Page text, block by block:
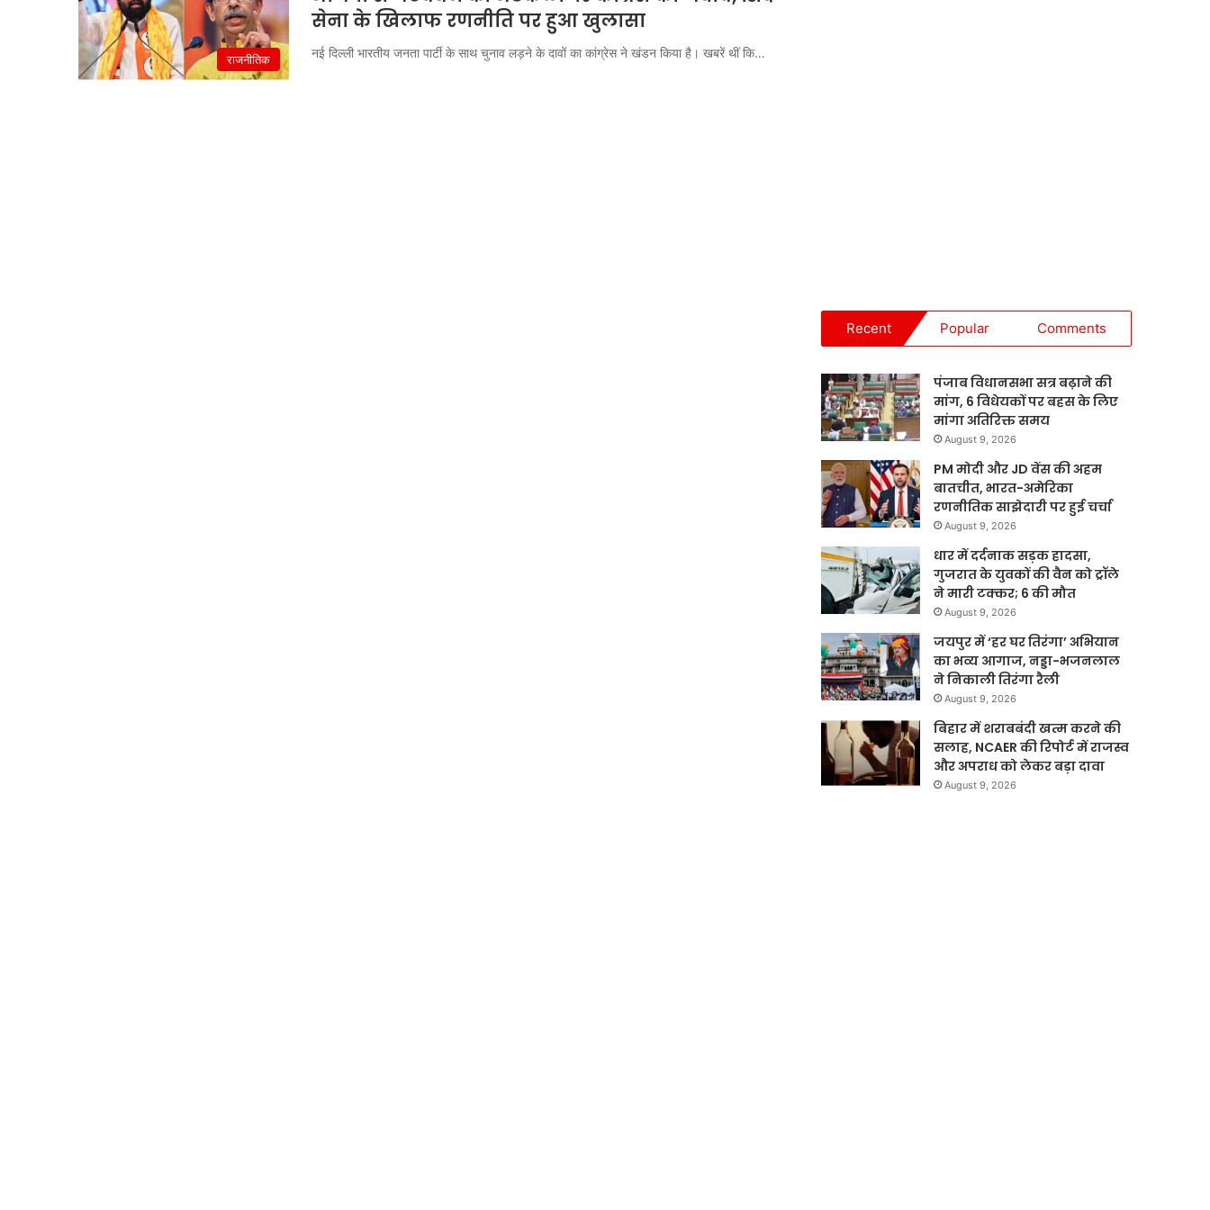
राजनीतिक
सेना के खिलाफ रणनीति पर हुआ खुलासा
नई दिल्ली भारतीय जनता पार्टी के साथ चुनाव लड़ने के दावों का कांग्रेस ने खंडन किया है। खबरें थीं कि…
Recent Popular Comments
पंजाब विधानसभा सत्र बढ़ाने की
मांग, 6 विधेयकों पर बहस के लिए
मांगा अतिरिक्त समय
August 9, 2026
PM मोदी और JD वेंस की अहम
बातचीत, भारत-अमेरिका
रणनीतिक साझेदारी पर हुई चर्चा
August 9, 2026
धार में दर्दनाक सड़क हादसा,
गुजरात के युवकों की वैन को ट्रॉले
ने मारी टक्कर; 6 की मौत
August 9, 2026
जयपुर में ‘हर घर तिरंगा’ अभियान
का भव्य आगाज, नड्डा-भजनलाल
ने निकाली तिरंगा रैली
August 9, 2026
बिहार में शराबबंदी खत्म करने की
सलाह, NCAER की रिपोर्ट में राजस्व
और अपराध को लेकर बड़ा दावा
August 9, 2026